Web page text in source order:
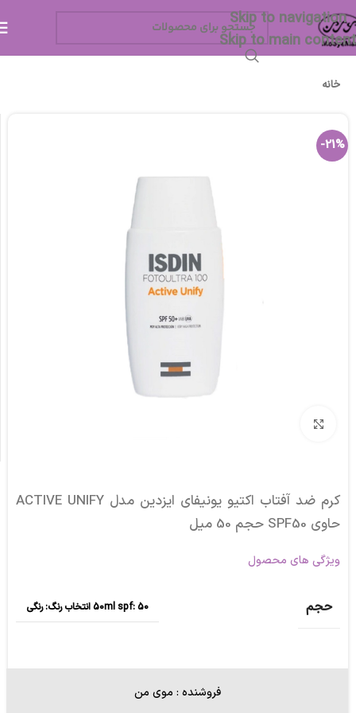
Skip to navigation
Skip to main content
خانه
-21%
کرم ضد آفتاب اکتیو یونیفای ایزدین مدل ACTIVE UNIFY
حاوی SPF50 حجم 50 میل
ویژگی های محصول
حجم 50ml spf: 50 انتخاب رنگ: رنگی
فروشنده : موی من